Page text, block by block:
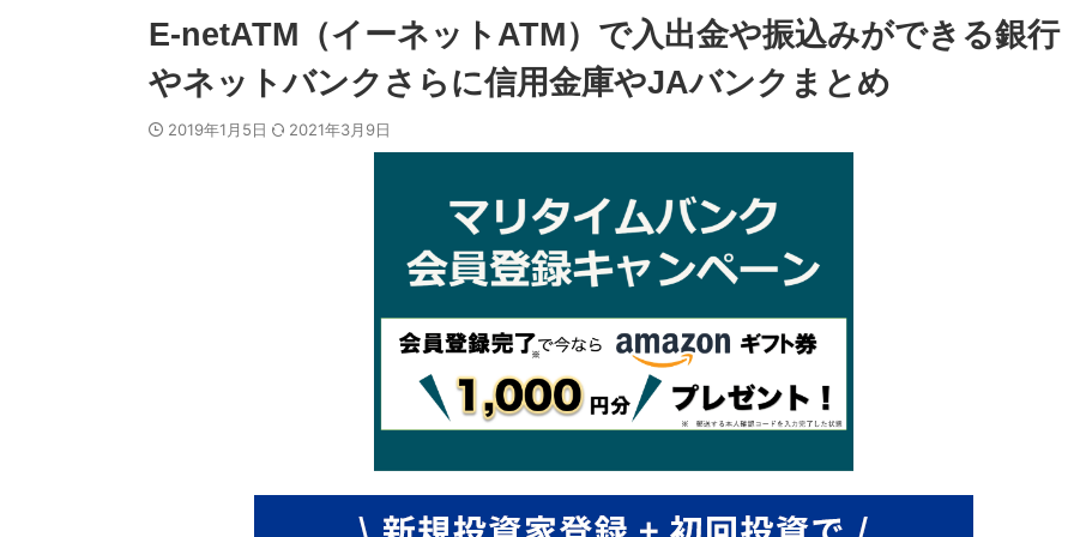
E-netATM（イーネットATM）で入出金や振込みができる銀行
やネットバンクさらに信用金庫やJAバンクまとめ
2019年1月5日 2021年3月9日